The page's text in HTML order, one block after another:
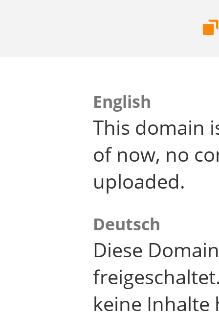
English
This domain
of now, no
uploaded.
Deutsch
Diese
keine Inhalte